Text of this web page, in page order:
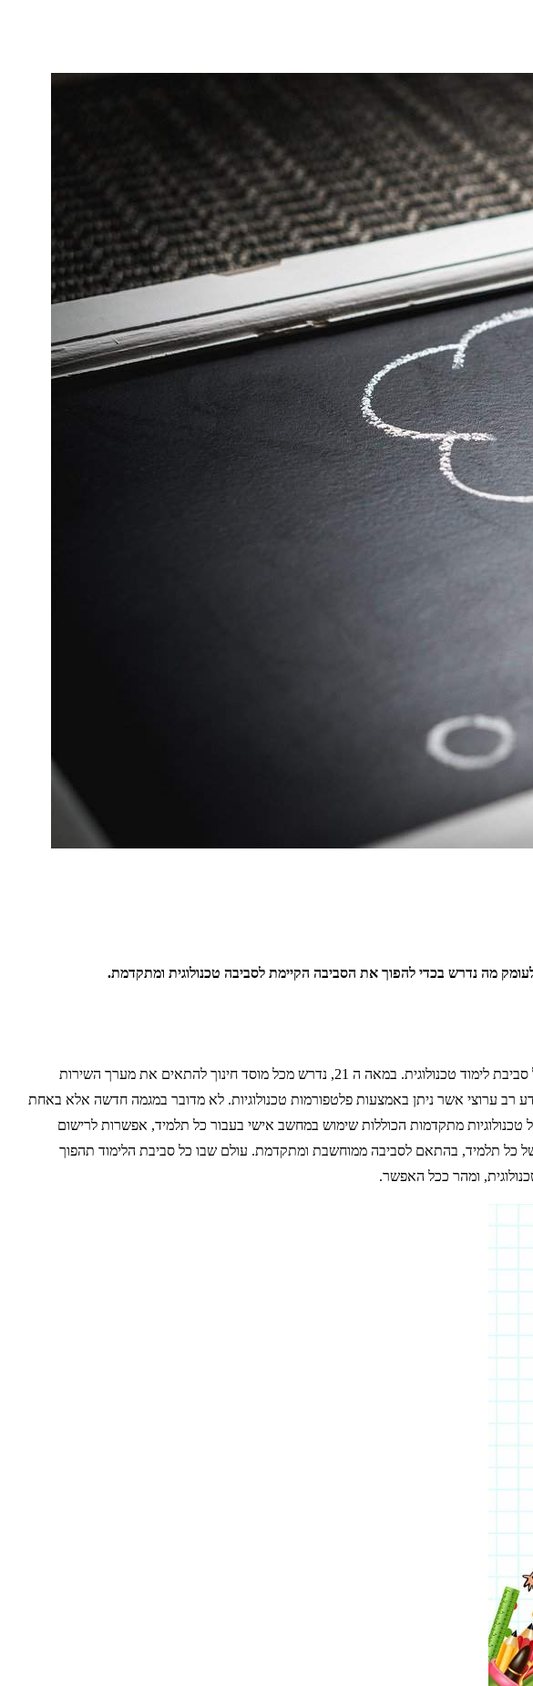
מה נדרש בכדי להפוך את הסביבה הקיימת לסביבה טכנולוגית ומתקדמת.
בעולם אשר עתיר בטכנולוגיה, אין מנוס אלא מלבצע צעדים משמעותיים בכדי לקדם את המיומנות של תלמידים לצורך יצירה של סביבת לימוד טכנולוגית. במאה ה 21, נדרש מכל מוסד חינוך להתאים את מערך השירות
רב ערוצי אשר ניתן באמצעות פלטפורמות טכנולוגיות. לא מדובר במגמה חדשה אלא באחת
טכנולוגיות מתקדמות הכוללות שימוש במחשב אישי בעבור כל תלמיד, אפשרות לרישום
כל תלמיד, בהתאם לסביבה ממוחשבת ומתקדמת. עולם שבו כל סביבת הלימוד תהפוך
ומהר ככל האפשר.